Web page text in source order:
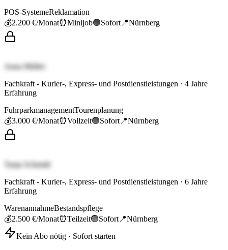
POS-SystemeReklamation
💰2.200 €/Monat⏰Minijob🟢Sofort 📍Nürnberg
Anna Müller
Fachkraft - Kurier-, Express- und Postdienstleistungen · 4 Jahre
Erfahrung
FuhrparkmanagementTourenplanung
💰3.000 €/Monat⏰Vollzeit🟢Sofort 📍Nürnberg
Tanja Schmidt
Fachkraft - Kurier-, Express- und Postdienstleistungen · 6 Jahre
Erfahrung
WarenannahmeBestandspflege
💰2.500 €/Monat⏰Teilzeit🟢Sofort 📍Nürnberg
Kein Abo nötig · Sofort starten